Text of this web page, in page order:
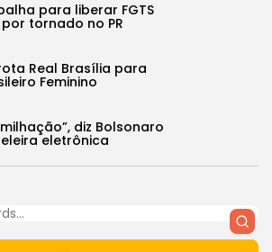
para liberar FGTS
tornado no PR
Real Brasília para
Feminino
diz Bolsonaro
eletrônica